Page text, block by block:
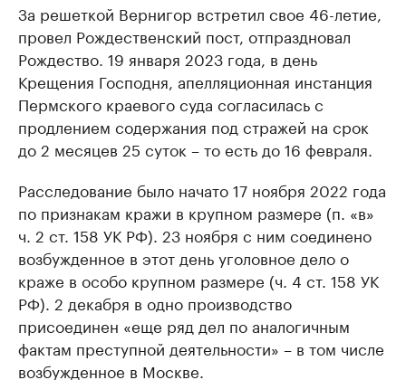
Крупнейшие производители и
продавцы медийной продукции
Ознакомьтесь с информацией в каталоге
Страховые
Посмотрите в
За решеткой Вернигор встретил свое 46-летие,
провел Рождественский пост, отпраздновал
Рождество. 19 января 2023 года, в день
Крещения Господня, апелляционная инстанция
Пермского краевого суда согласилась с
продлением содержания под стражей на срок
до 2 месяцев 25 суток – то есть до 16 февраля.
Расследование было начато 17 ноября 2022 года
по признакам кражи в крупном размере (п. «в»
ч. 2 ст. 158 УК РФ). 23 ноября с ним соединено
возбужденное в этот день уголовное дело о
краже в особо крупном размере (ч. 4 ст. 158 УК
РФ). 2 декабря в одно производство
присоединен «еще ряд дел по аналогичным
фактам преступной деятельности» – в том числе
возбужденное в Москве.